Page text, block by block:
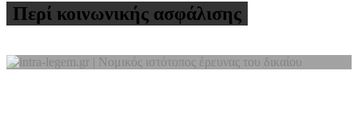
Περί κοινωνικής ασφάλισης